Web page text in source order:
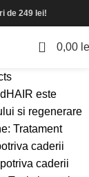
de 249 lei!
0 0,00